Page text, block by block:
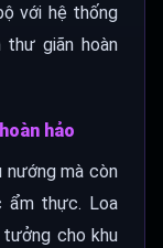
với hệ thống
thư giãn hoàn
hảo
nướng mà còn
ẩm thực. Loa
tưởng cho khu